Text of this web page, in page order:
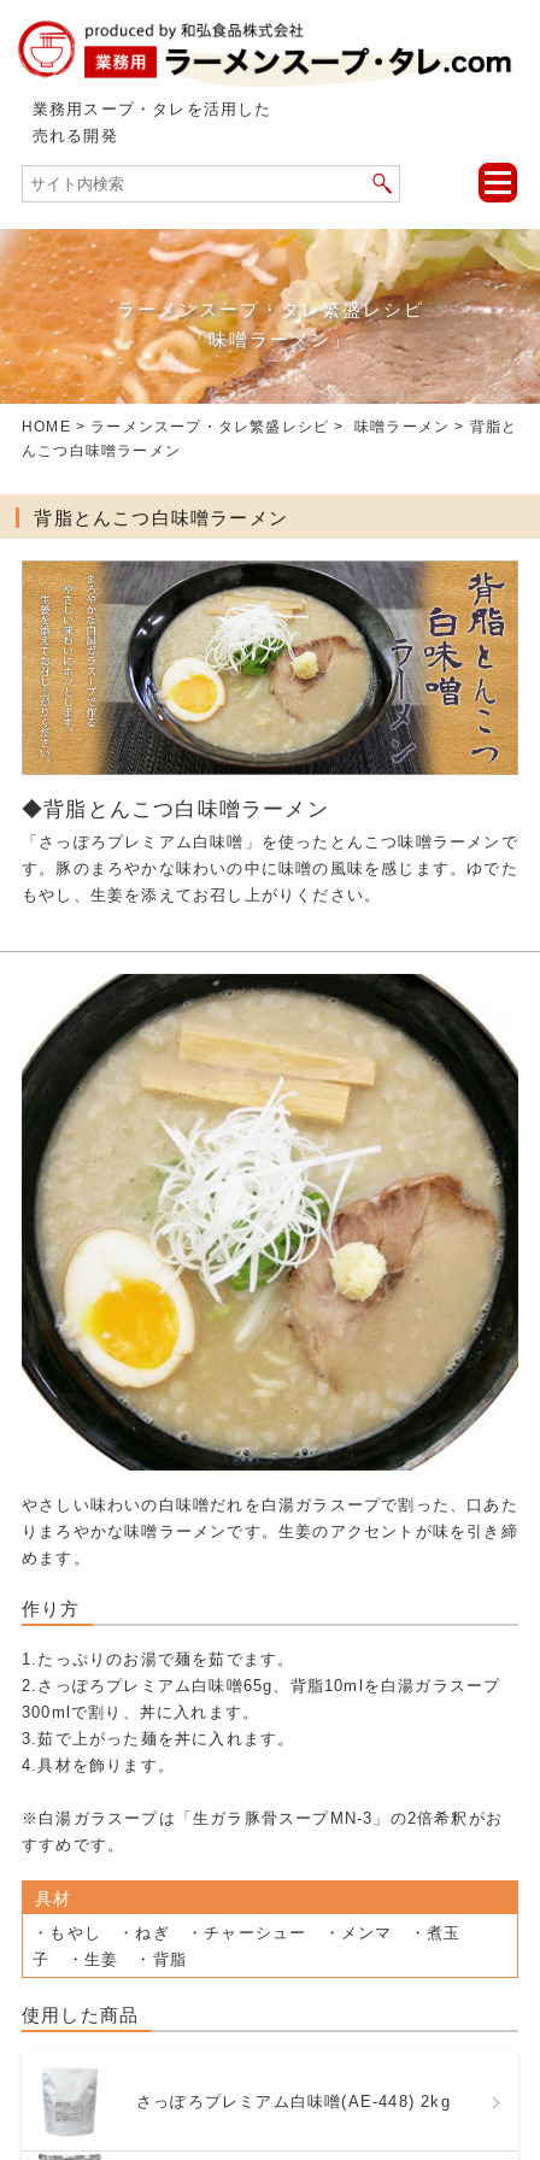
業務用スープ・タレを活用した
売れる開発
toggle
ラーメンスープ・タレ繁盛レシピ
「味噌ラーメン」
HOME > ラーメンスープ・タレ繁盛レシピ >味噌ラーメン > 背脂と
んこつ白味噌ラーメン
背脂とんこつ白味噌ラーメン
◆背脂とんこつ白味噌ラーメン
「さっぽろプレミアム白味噌」を使ったとんこつ味噌ラーメンで
す。豚のまろやかな味わいの中に味噌の風味を感じます。ゆでた
もやし、生姜を添えてお召し上がりください。
やさしい味わいの白味噌だれを白湯ガラスープで割った、口あた
りまろやかな味噌ラーメンです。生姜のアクセントが味を引き締
めます。
作り方
1.たっぷりのお湯で麺を茹でます。
2.さっぽろプレミアム白味噌65g、背脂10mlを白湯ガラスープ
300mlで割り、丼に入れます。
3.茹で上がった麺を丼に入れます。
4.具材を飾ります。
※白湯ガラスープは「生ガラ豚骨スープMN-3」の2倍希釈がお
すすめです。
具材
・もやし ・ねぎ ・チャーシュー ・メンマ ・煮玉
子 ・生姜 ・背脂
使用した商品
さっぽろプレミアム白味噌(AE-448) 2kg